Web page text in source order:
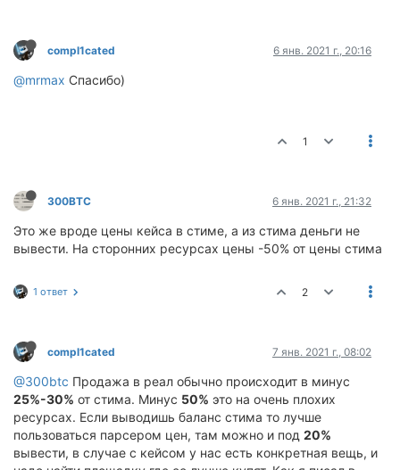
compl1cated 6 янв. 2021 г., 20:16
@mrmax Спасибо)
1
300BTC 6 янв. 2021 г., 21:32
Это же вроде цены кейса в стиме, а из стима деньги не
вывести. На сторонних ресурсах цены -50% от цены стима
1 ответ 2
compl1cated 7 янв. 2021 г., 08:02
@300btc Продажа в реал обычно происходит в минус
25%-30% от стима. Минус 50% это на очень плохих
ресурсах. Если выводишь баланс стима то лучше
пользоваться парсером цен, там можно и под 20%
вывести, в случае с кейсом у нас есть конкретная вещь, и